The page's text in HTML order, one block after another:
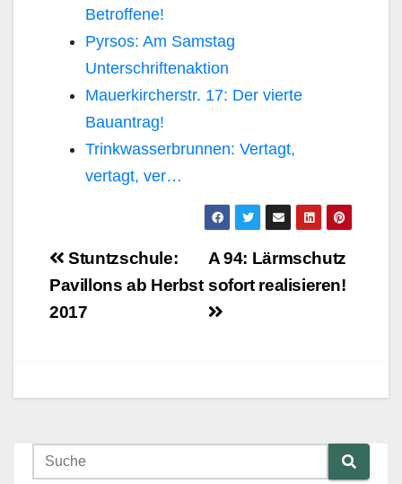
Betroffene!
Pyrsos: Am Samstag
Unterschriftenaktion
Mauerkircherstr. 17: Der vierte
Bauantrag!
Trinkwasserbrunnen: Vertagt,
vertagt, ver…
Beitragsnavigation
A 94: Lärmschutz
sofort realisieren!
Stuntzschule:
Pavillons ab Herbst
2017